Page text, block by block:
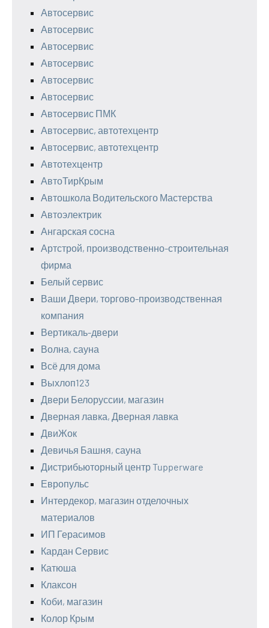
Автосервис
Автосервис
Автосервис
Автосервис
Автосервис
Автосервис
Автосервис ПМК
Автосервис, автотехцентр
Автосервис, автотехцентр
Автотехцентр
АвтоТирКрым
Автошкола Водительского Мастерства
Автоэлектрик
Ангарская сосна
Артстрой, производственно-строительная
фирма
Белый сервис
Ваши Двери, торгово-производственная
компания
Вертикаль-двери
Волна, сауна
Всё для дома
Выхлоп123
Двери Белоруссии, магазин
Дверная лавка, Дверная лавка
ДвиЖок
Девичья Башня, сауна
Дистрибьюторный центр Tupperware
Европульс
Интердекор, магазин отделочных
материалов
ИП Герасимов
Кардан Сервис
Катюша
Клаксон
Коби, магазин
Колор Крым